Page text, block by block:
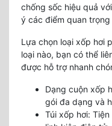
chống sốc hiệu quả
ý các điểm quan trọng
Lựa chọn loại xốp hơi
loại nào, bạn có thể
được hỗ trợ nhanh
Dạng cuộn xốp
gói đa dạng và
Túi xốp hơi: